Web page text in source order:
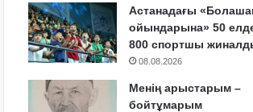
Астанадағы
ойындарына» 50
800 спортшы
08.08.2026
Менің арыстарым –
бойтұмарым